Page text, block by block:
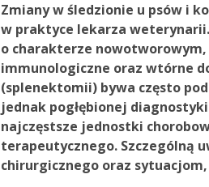
Zmiany w śledzionie u psów i
w praktyce lekarza
o charakterze
immunologiczne oraz wtórne
(splenektomii) bywa często
jednak pogłębionej
najczęstsze jednostki
terapeutycznego. Szczególną
chirurgicznego oraz